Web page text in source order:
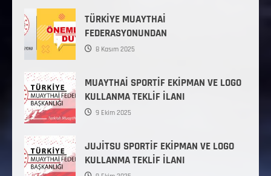
TÜRKİYE MUAYTHAİ
FEDERASYONUNDAN
8 Kasım 2025
MUAYTHAİ SPORTİF EKİPMAN VE LOGO
KULLANMA TEKLİF İLANI
9 Ekim 2025
JUJİTSU SPORTİF EKİPMAN VE LOGO
KULLANMA TEKLİF İLANI